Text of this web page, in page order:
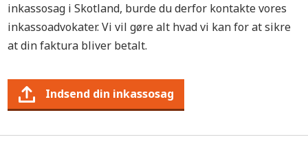
inkassosag i Skotland, burde du derfor kontakte vores
inkassoadvokater. Vi vil gøre alt hvad vi kan for at sikre
at din faktura bliver betalt.
Indsend din inkassosag